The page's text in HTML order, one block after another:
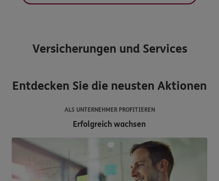
Versicherungen und Services
Entdecken Sie die neusten Aktionen
ALS UNTERNEHMER PROFITIEREN
Erfolgreich wachsen